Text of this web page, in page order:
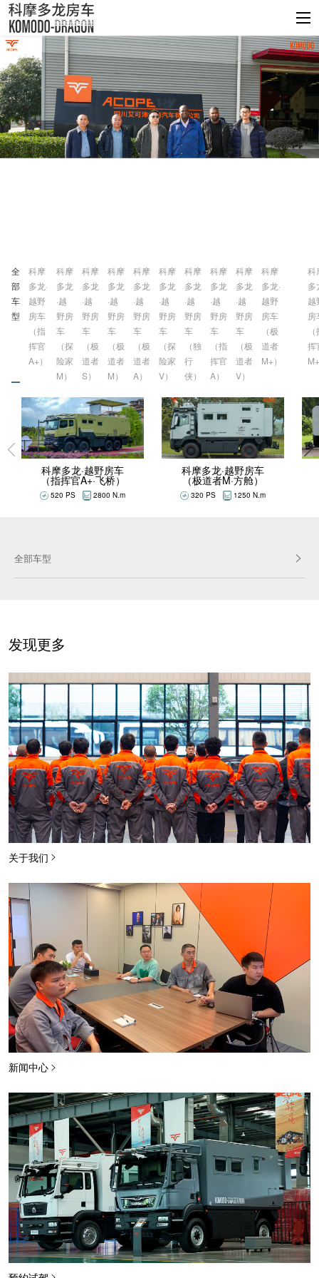
全
部
车
型
科摩
多龙·
越野
房车
（指
挥官
A+）
科摩
多龙
·越
野房
车
（探
险家
M）
科摩
多龙
·越
野房
车
（极
道者
S）
科摩
多龙
·越
野房
车
（极
道者
M）
科摩
多龙
·越
野房
车
（极
道者
A）
科摩
多龙
·越
野房
车
（探
险家
V）
科摩
多龙
·越
野房
车
（独
行
侠）
科摩
多龙
·越
野房
车
（指
挥官
A）
科摩
多龙
·越
野房
车
（极
道者
V）
科摩
多龙·
越野
房车
（极
道者
M+）
科
多
越
房
挥
科摩多龙·越野房车
（指挥官A+·飞桥）
520 PS 2800 N.m
科摩多龙·越野房车
（极道者M·方舱）
320 PS 1250 N.m
全部车型
发现更多
关于我们
新闻中心